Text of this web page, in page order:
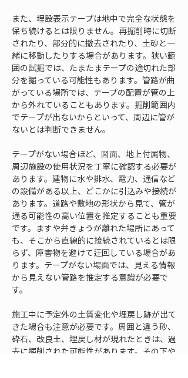
また、埋設表示テープは地中で完全な状態を
保ち続けるとは限りません。再掘削時に切断
されたり、部分的に撤去されたり、土砂と一
緒に移動したりする場合があります。狭い範
囲の試掘では、たまたまテープの途切れた部
分を掘っている可能性もあります。管路が曲
がっている場所では、テープの配置が管の上
から外れていることもあります。掘削範囲内
でテープが出ないからといって、周辺に管が
ないとは判断できません。
テープがない場合ほど、図面、地上付属物、
周辺施設の使用状況を丁寧に確認する必要が
あります。建物に水や排水、電力、通信など
の設備がある以上、どこかに引込みや接続が
あります。道路や敷地の形状から見て、管が
通る可能性の高い位置を推定することも重要
です。ますや弁きょうが離れた場所にあって
も、そこから直線的に接続されているとは限
らず、障害物を避けて迂回している場合があ
ります。テープがない場面では、見える情報
から見えない管路を推定する意識が必要で
す。
施工中に予定外の土質変化や埋戻し跡が出て
きた場合も注意が必要です。周囲と違う砂、
砕石、改良土、埋戻し材が現れたときは、過
去に掘削された可能性があります。その下や